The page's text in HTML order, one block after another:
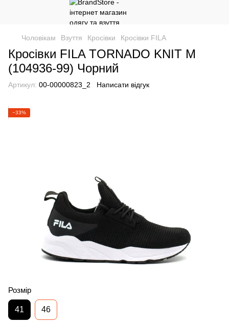
Чоловікам Взуття Кросівки Кросівки FILA
Кросівки FILA TORNADO KNIT M
(104936-99) Чорний
Артикул: 00-00000823_2 Написати відгук
−33%
Розмір
41 46